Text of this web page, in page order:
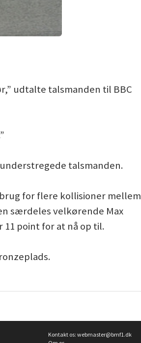
udtalte talsmanden til BBC
talsmanden.
for flere kollisioner mellem
særdeles velkørende Max
11 point for at nå op til.
Kontakt os: webmaster@bmf1.dk